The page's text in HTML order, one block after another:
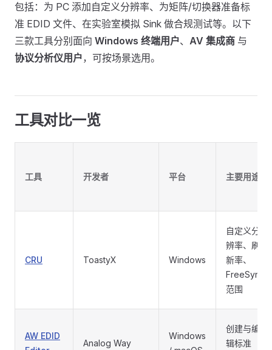
包括：为 PC 添加自定义分辨率、为矩阵/切换器准备标
准 EDID 文件、在实验室模拟 Sink 做合规测试等。以下
三款工具分别面向 Windows 终端用户、 AV 集成商 与
协议分析仪用户，可按场景选用。
工具对比一览
工具 开发者 平台 主要用途
CRU ToastyX Windows
自定义分
辨率、刷
新率、
FreeSync
范围
AW EDID
Analog Way
Windows
创建与编
辑标准